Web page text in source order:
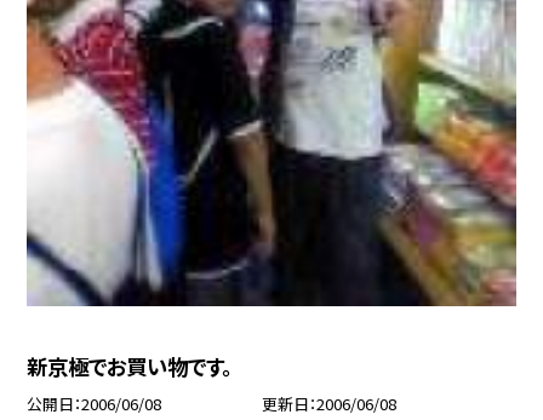
新京極でお買い物です。
公開日 2006/06/08 更新日 2006/06/08